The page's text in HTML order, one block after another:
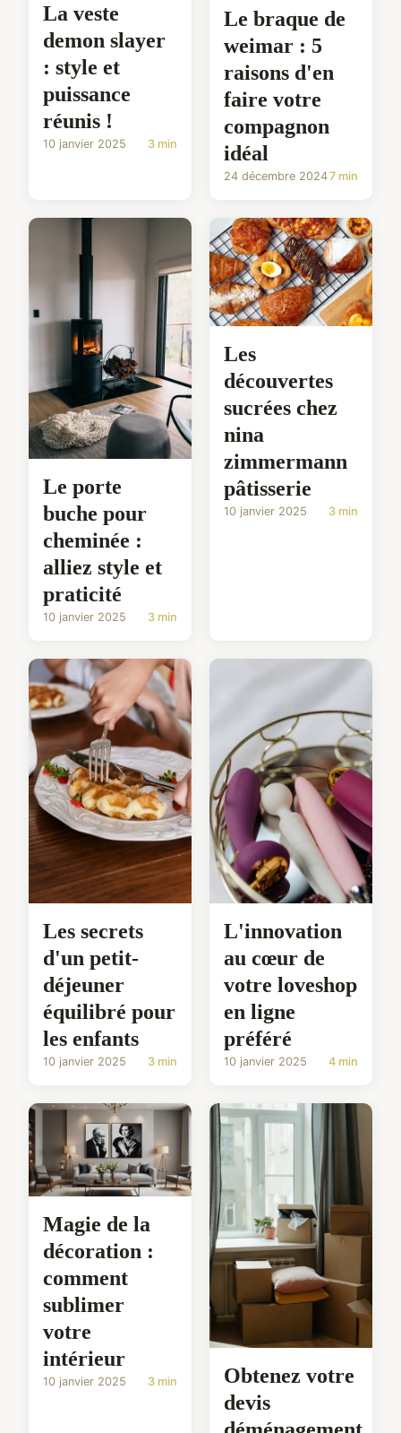
La veste
demon slayer
: style et
puissance
réunis !
10 janvier 2025 3 min
Le braque de
weimar : 5
raisons d'en
faire votre
compagnon
idéal
24 décembre 20247 min
Le porte
buche pour
cheminée :
alliez style et
praticité
10 janvier 2025 3 min
Les
découvertes
sucrées chez
nina
zimmermann
pâtisserie
10 janvier 2025 3 min
Les secrets
d'un petit-
déjeuner
équilibré pour
les enfants
10 janvier 2025 3 min
L'innovation
au cœur de
votre loveshop
en ligne
préféré
10 janvier 2025 4 min
Magie de la
décoration :
comment
sublimer
votre
intérieur
10 janvier 2025 3 min
Obtenez votre
devis